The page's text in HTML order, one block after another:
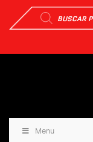
Búsqueda
de
productos
Menu